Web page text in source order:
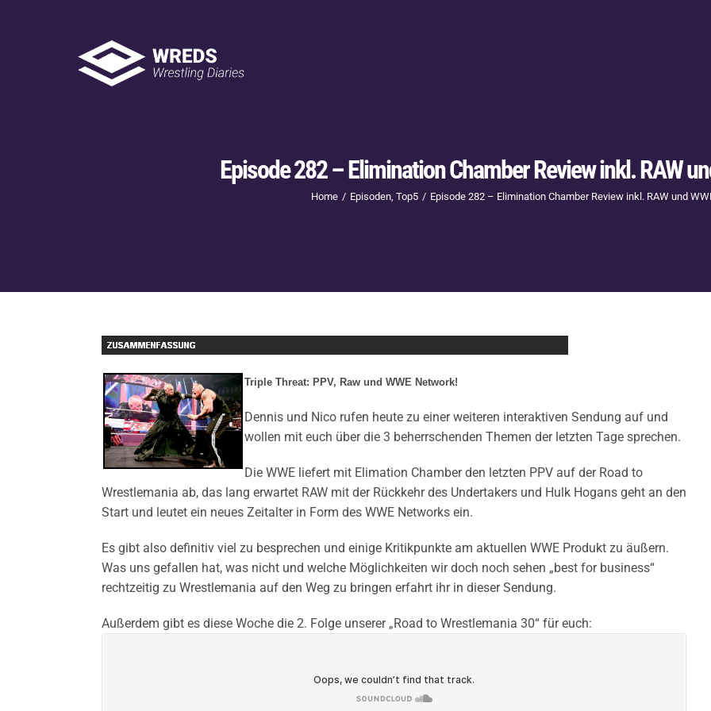
Episode 282 – Elimination Chamber Review inkl. RAW
Home Episoden Top5 Episode 282 – Elimination Chamber Review inkl. RAW und
Triple Threat: PPV, Raw und WWE Network!
Dennis und Nico rufen heute zu einer weiteren interaktiven Sendung auf und
wollen mit euch über die 3 beherrschenden Themen der letzten Tage sprechen.
Die WWE liefert mit Elimation Chamber den letzten PPV auf der Road to
Wrestlemania ab, das lang erwartet RAW mit der Rückkehr des Undertakers und Hulk Hogans geht an den
Start und leutet ein neues Zeitalter in Form des WWE Networks ein.
Es gibt also definitiv viel zu besprechen und einige Kritikpunkte am aktuellen WWE Produkt zu äußern.
Was uns gefallen hat, was nicht und welche Möglichkeiten wir doch noch sehen „best for business“
rechtzeitig zu Wrestlemania auf den Weg zu bringen erfahrt ihr in dieser Sendung.
Außerdem gibt es diese Woche die 2. Folge unserer „Road to Wrestlemania 30“ für euch: